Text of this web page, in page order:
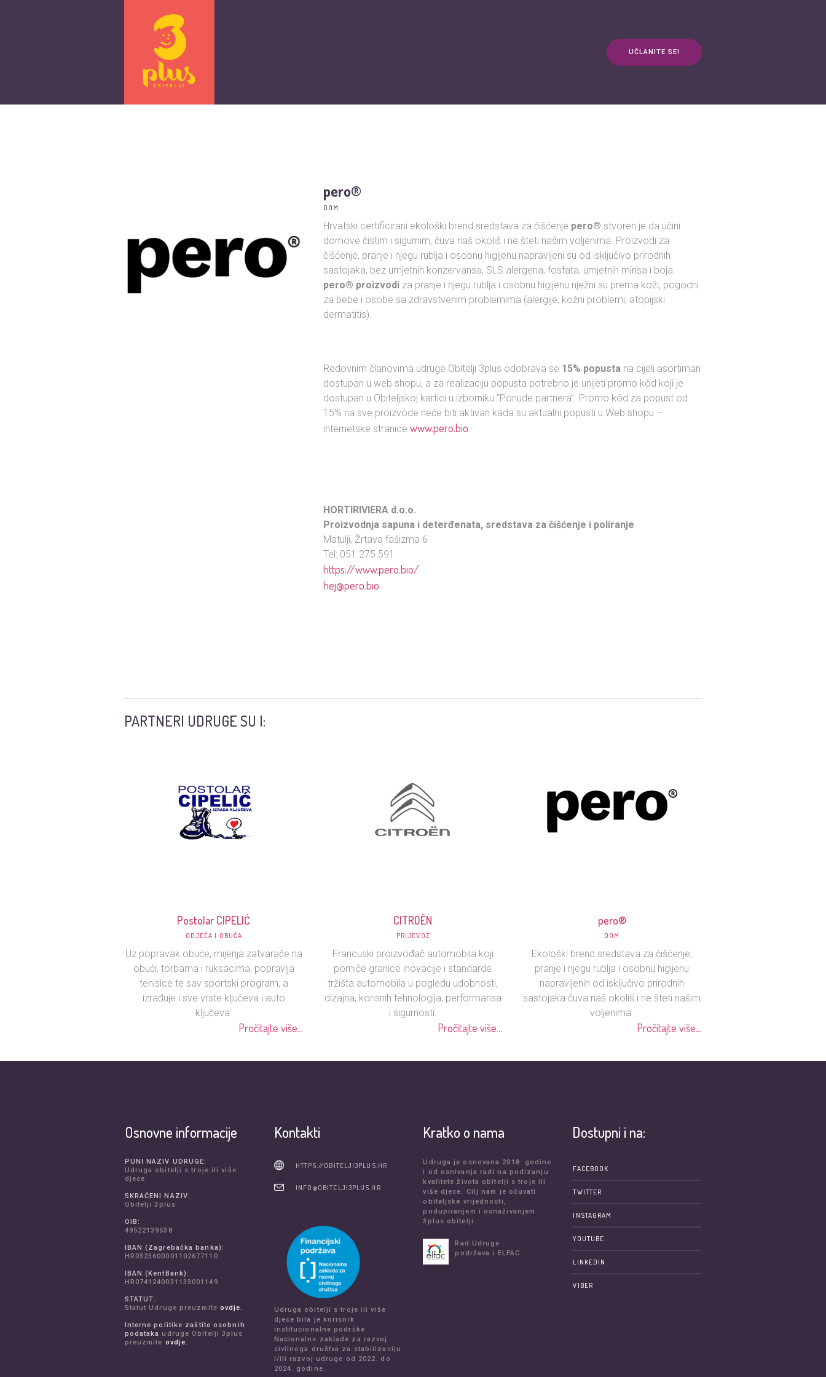
UČLANITE SE!
pero®
DOM
Hrvatski certificirani ekološki brend sredstava za čišćenje pero® stvoren je da učini
domove čistim i sigurnim, čuva naš okoliš i ne šteti našim voljenima. Proizvodi za
čišćenje, pranje i njegu rublja i osobnu higijenu napravljeni su od isključivo prirodnih
sastojaka, bez umjetnih konzervansa, SLS alergena, fosfata, umjetnih mirisa i boja.
pero® proizvodi za pranje i njegu rublja i osobnu higijenu nježni su prema koži, pogodni
za bebe i osobe sa zdravstvenim problemima (alergije, kožni problemi, atopijski
dermatitis).
Redovnim članovima udruge Obitelji 3plus odobrava se 15% popusta na cijeli asortiman
dostupan u web shopu, a za realizaciju popusta potrebno je unijeti promo kôd koji je
dostupan u Obiteljskoj kartici u izborniku “Ponude partnera”. Promo kôd za popust od
15% na sve proizvode neće biti aktivan kada su aktualni popusti u Web shopu –
internetske stranicewww.pero.bio.
HORTIRIVIERA d.o.o.
Proizvodnja sapuna i deterđenata, sredstava za čišćenje i poliranje
Matulji, Žrtava fašizma 6
Tel: 051 275 591
https://www.pero.bio/
hej@pero.bio
PARTNERI UDRUGE SU I:
Postolar CIPELIĆ
ODJEĆA I OBUĆA
Uz popravak obuće, mijenja zatvarače na
obući, torbama i ruksacima, popravlja
tenisice te sav sportski program, a
izrađuje i sve vrste ključeva i auto
ključeva.
Pročitajte više...
CITROËN
PRIJEVOZ
Francuski proizvođač automobila koji
pomiče granice inovacije i standarde
tržišta automobila u pogledu udobnosti,
dizajna, korisnih tehnologija, performansa
i sigurnosti.
Pročitajte više...
pero®
DOM
Ekološki brend sredstava za čišćenje,
pranje i njegu rublja i osobnu higijenu
napravljenih od isključivo prirodnih
sastojaka čuva naš okoliš i ne šteti našim
voljenima.
Pročitajte više...
Osnovne informacije
PUNI NAZIV UDRUGE:
Udruga obitelji s troje ili više
djece
SKRAĆENI NAZIV:
Obitelji 3plus
OIB:
49522139538
IBAN (Zagrebačka banka):
HR0323600001102677110
IBAN (KentBank):
HR0741240031133001149
STATUT:
Statut Udruge preuzmite ovdje.
Interne politike zaštite osobnih
podataka udruge Obitelji 3plus
preuzmite ovdje.
Kontakti
HTTPS://OBITELJI3PLUS.HR
INFO@OBITELJI3PLUS.HR
Udruga obitelji s troje ili više
djece bila je korisnik
institucionalne podrške
Nacionalne zaklade za razvoj
civilnoga društva za stabilizaciju
i/ili razvoj udruge od 2022. do
2024. godine.
Kratko o nama
Udruga je osnovana 2018. godine
i od osnivanja radi na podizanju
kvalitete života obitelji s troje ili
više djece. Cilj nam je očuvati
obiteljske vrijednosti,
podupiranjem i osnaživanjem
3plus obitelji.
Rad Udruge
podržava i ELFAC.
Dostupni i na:
FACEBOOK
TWITTER
INSTAGRAM
YOUTUBE
LINKEDIN
VIBER